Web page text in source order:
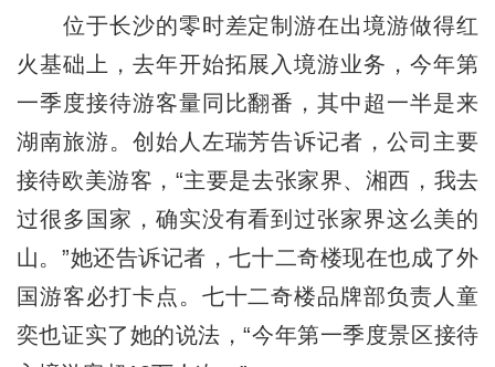
位于长沙的零时差定制游在出境游做得红
火基础上，去年开始拓展入境游业务，今年第
一季度接待游客量同比翻番，其中超一半是来
湖南旅游。创始人左瑞芳告诉记者，公司主要
接待欧美游客，“主要是去张家界、湘西，我去
过很多国家，确实没有看到过张家界这么美的
山。”她还告诉记者，七十二奇楼现在也成了外
国游客必打卡点。七十二奇楼品牌部负责人童
奕也证实了她的说法，“今年第一季度景区接待